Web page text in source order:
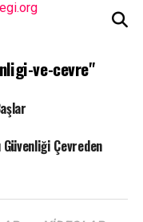
ve-cevre"
Çevreden